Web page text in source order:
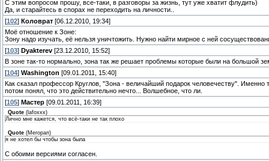
С этим вопросом прошу, все-таки, в разговоры за жизнь, тут уже хватит флудить)
Да, и старайтесь в спорах не переходить на личности..
[102] Коловрат [06.12.2010, 19:34]
Моё отношение к Зоне:
Зону надо изучать, её нельзя уничтожить. Нужно найти мирное с ней
[103] Dyakterev [23.12.2010, 15:52]
В зоне так-то нормально, зона так же решает проблемы которые были на большой
[104] Washington [09.01.2011, 15:40]
Как сказал профессор Круглов, "Зона - величайший подарок человечеству".
потом понял, что это действительно нечто... Волшебное, что ли.
[105] Мастер [09.01.2011, 16:39]
Quote ( lafoxxx)
Лично мне кажется, что всё-таки не так плохо
Quote (Мегорап)
я не хотел бы чтобы зона была
С обоими версиями согласен.